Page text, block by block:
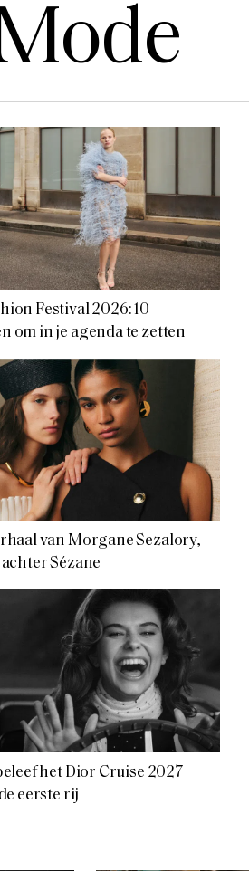
Festival 2026: 10
om in je agenda te zetten
van Morgane Sezalory,
Sézane
het Dior Cruise 2027
eerste rij